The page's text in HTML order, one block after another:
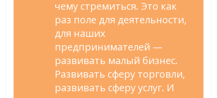
чему стремиться. Это как
раз поле для деятельности,
для наших
предпринимателей —
развивать малый бизнес.
Развивать сферу торговли,
развивать сферу услуг. И